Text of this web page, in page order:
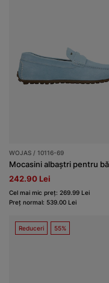
WOJAS / 10116-69
242.90 Lei
Cel mai mic preț: 269.99 Lei
Preț normal: 539.00 Lei
Reduceri 55%